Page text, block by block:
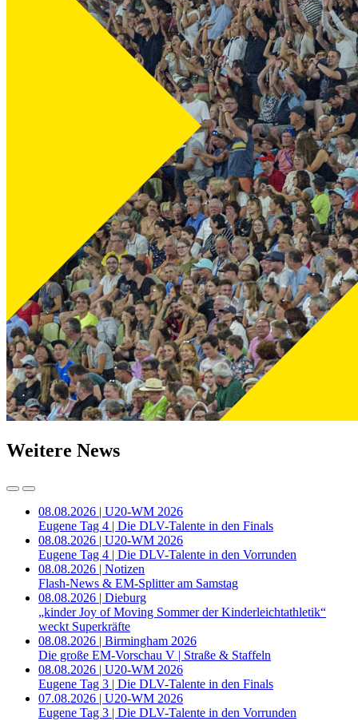
Weitere News
08.08.2026 | U20-WM 2026
Eugene Tag 4 | Die DLV-Talente in den Finals
08.08.2026 | U20-WM 2026
Eugene Tag 4 | Die DLV-Talente in den Vorrunden
08.08.2026 | Notizen
Flash-News & EM-Splitter am Samstag
08.08.2026 | Dieburg
„kinder Joy of Moving Sommer der Kinderleichtathletik“
weckt Superkräfte
08.08.2026 | Birmingham 2026
Die große EM-Vorschau V | Straße & Staffeln
08.08.2026 | U20-WM 2026
Eugene Tag 3 | Die DLV-Talente in den Finals
07.08.2026 | U20-WM 2026
Eugene Tag 3 | Die DLV-Talente in den Vorrunden